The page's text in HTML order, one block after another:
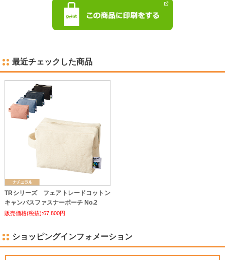
最近チェックした商品
TRシリーズ フェアトレードコットン
キャンバスファスナーポーチ No.2
販売価格(税抜):67,800円
ショッピングインフォメーション